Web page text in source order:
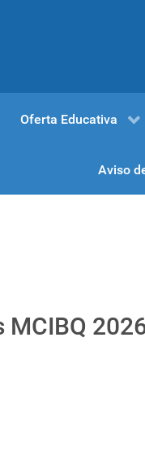
Oferta Educativa
Aviso